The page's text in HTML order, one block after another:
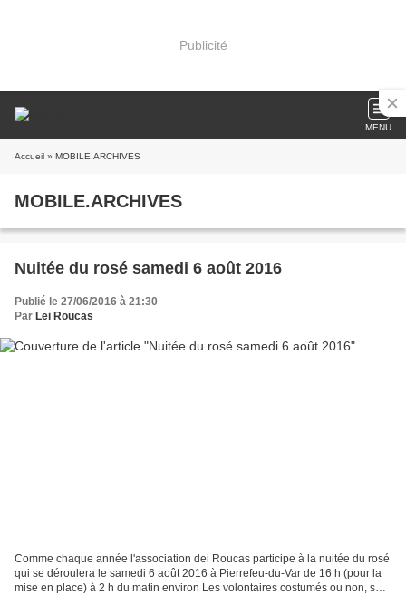
Publicité
MENU
Accueil » MOBILE.ARCHIVES
MOBILE.ARCHIVES
Nuitée du rosé samedi 6 août 2016
Publié le 27/06/2016 à 21:30
Par Lei Roucas
Comme chaque année l'association dei Roucas participe à la nuitée du rosé
qui se déroulera le samedi 6 août 2016 à Pierrefeu-du-Var de 16 h (pour la
mise en place) à 2 h du matin environ Les volontaires costumés ou non, sont